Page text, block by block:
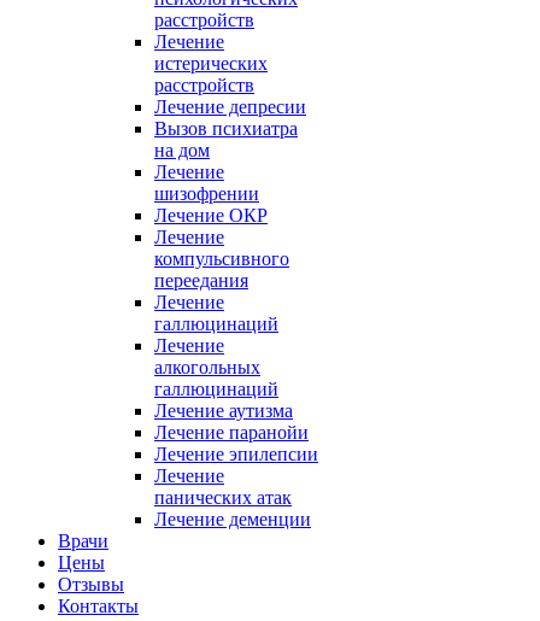
расстройств
Лечение
истерических
расстройств
Лечение депресии
Вызов психиатра
на дом
Лечение
шизофрении
Лечение ОКР
Лечение
компульсивного
переедания
Лечение
галлюцинаций
Лечение
алкогольных
галлюцинаций
Лечение аутизма
Лечение паранойи
Лечение эпилепсии
Лечение
панических атак
Лечение деменции
Врачи
Цены
Отзывы
Контакты